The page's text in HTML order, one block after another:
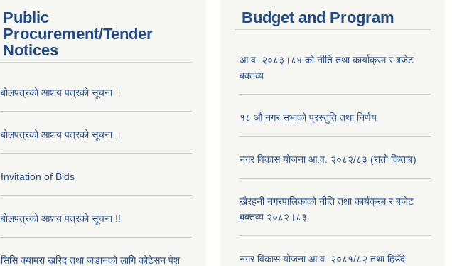
Public
Procurement/Tender
Notices
बोलपत्रको आशय पत्रको सूचना ।
बोलपत्रको आशय पत्रको सूचना ।
Invitation of Bids
बोलपत्रको आशय पत्रको सूचना !!
सिसि क्यामरा खरिद तथा जडानको लागि कोटेसन पेश
Budget and Program
आ.व. २०८३।८४ को नीति तथा कार्याक्रम र बजेट
बक्तव्य
१८ औ नगर सभाको प्रस्तुति तथा निर्णय
नगर विकास योजना आ.व. २०८२/८३ (रातो किताब)
खैरहनी नगरपालिकाको नीति तथा कार्यक्रम र बजेट
बक्तव्य २०८२।८३
नगर विकास योजना आ.व. २०८१/८२ तथा हिउँदे